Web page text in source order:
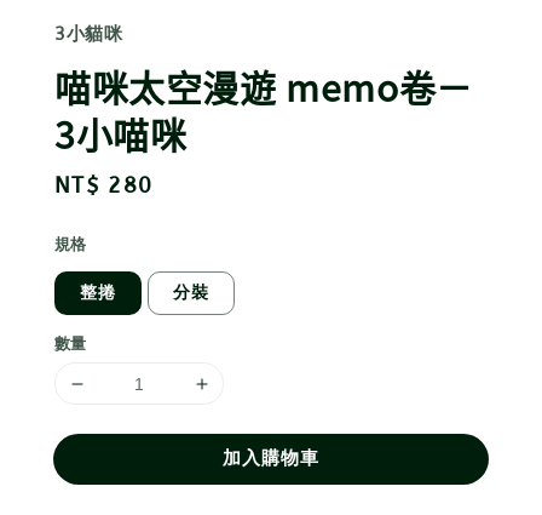
3小貓咪
喵咪太空漫遊 memo卷－
3小喵咪
Regular
NT$ 280
規格
整捲 分裝
數量
加入購物車